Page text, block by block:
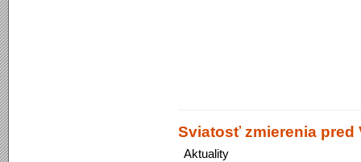
Sviatosť zmierenia pred
Aktuality